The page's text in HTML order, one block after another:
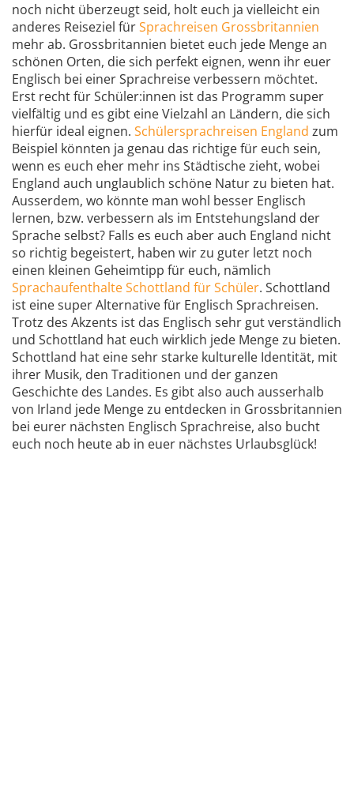
noch nicht überzeugt seid, holt euch ja vielleicht ein
anderes Reiseziel fürSprachreisen Grossbritannien
mehr ab. Grossbritannien bietet euch jede Menge an
schönen Orten, die sich perfekt eignen, wenn ihr euer
Englisch bei einer Sprachreise verbessern möchtet.
Erst recht für Schüler:innen ist das Programm super
vielfältig und es gibt eine Vielzahl an Ländern, die sich
hierfür ideal eignen. Schülersprachreisen England zum
Beispiel könnten ja genau das richtige für euch sein,
wenn es euch eher mehr ins Städtische zieht, wobei
England auch unglaublich schöne Natur zu bieten hat.
Ausserdem, wo könnte man wohl besser Englisch
lernen, bzw. verbessern als im Entstehungsland der
Sprache selbst? Falls es euch aber auch England nicht
so richtig begeistert, haben wir zu guter letzt noch
einen kleinen Geheimtipp für euch, nämlich
Sprachaufenthalte Schottland für Schüler. Schottland
ist eine super Alternative für Englisch Sprachreisen.
Trotz des Akzents ist das Englisch sehr gut verständlich
und Schottland hat euch wirklich jede Menge zu bieten.
Schottland hat eine sehr starke kulturelle Identität, mit
ihrer Musik, den Traditionen und der ganzen
Geschichte des Landes. Es gibt also auch ausserhalb
von Irland jede Menge zu entdecken in Grossbritannien
bei eurer nächsten Englisch Sprachreise, also bucht
euch noch heute ab in euer nächstes Urlaubsglück!